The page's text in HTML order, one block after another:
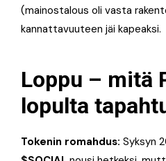
(mainostalous oli vasta
kannattavuuteen jäi kapeaksi.
Loppu – mitä
lopulta
Tokenin romahdus: Syksyn